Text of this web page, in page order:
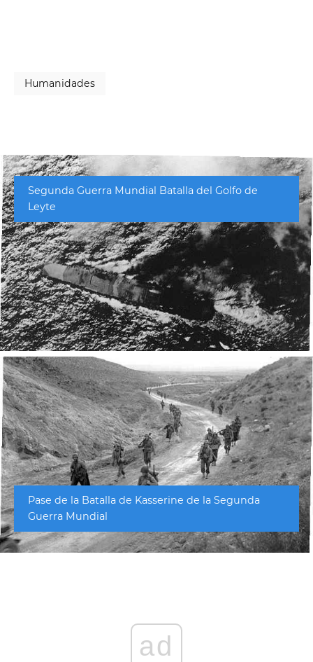
Humanidades
Segunda Guerra Mundial Batalla del Golfo de
Leyte
Pase de la Batalla de Kasserine de la Segunda
Guerra Mundial
ad